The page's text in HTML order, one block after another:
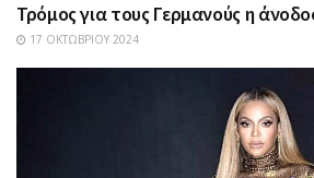
Τρόμος για τους Γερμανούς η
17 ΟΚΤΩΒΡΊΟΥ 2024